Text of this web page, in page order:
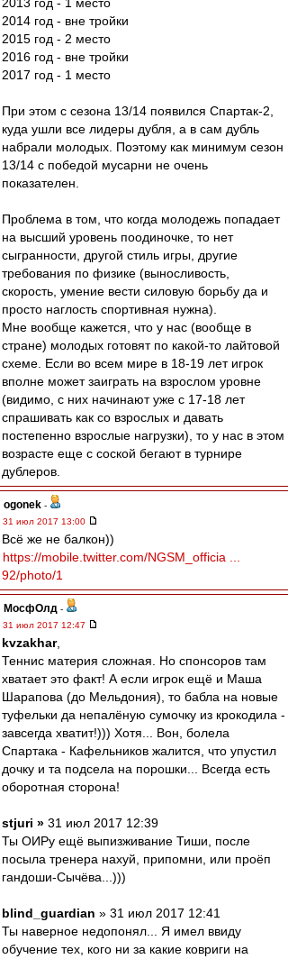
2014 год - вне тройки
2015 год - 2 место
2016 год - вне тройки
2017 год - 1 место
При этом с сезона 13/14 появился Спартак-2,
куда ушли все лидеры дубля, а в сам дубль
набрали молодых. Поэтому как минимум сезон
13/14 с победой мусарни не очень
показателен.
Проблема в том, что когда молодежь попадает
на высший уровень поодиночке, то нет
сыгранности, другой стиль игры, другие
требования по физике (выносливость,
скорость, умение вести силовую борьбу да и
просто наглость спортивная нужна).
Мне вообще кажется, что у нас (вообще в
стране) молодых готовят по какой-то лайтовой
схеме. Если во всем мире в 18-19 лет игрок
вполне может заиграть на взрослом уровне
(видимо, с них начинают уже с 17-18 лет
спрашивать как со взрослых и давать
постепенно взрослые нагрузки), то у нас в этом
возрасте еще с соской бегают в турнире
дублеров.
ogonek -
31 июл 2017 13:00
Всё же не балкон))
https://mobile.twitter.com/NGSM_officia ...
92/photo/1
МосфОлд -
31 июл 2017 12:47
kvzakhar,
Теннис материя сложная. Но спонсоров там
хватает это факт! А если игрок ещё и Маша
Шарапова (до Мельдония), то бабла на новые
туфельки да непалёную сумочку из крокодила -
завсегда хватит!))) Хотя... Вон, болела
Спартака - Кафельников жалится, что упустил
дочку и та подсела на порошки... Всегда есть
оборотная сторона!
stjuri » 31 июл 2017 12:39
Ты ОИРу ещё выпизживание Тиши, после
посыла тренера нахуй, припомни, или проёп
гандоши-Сычёва...)))
blind_guardian » 31 июл 2017 12:41
Ты наверное недопонял... Я имел ввиду
обучение тех, кого ни за какие ковриги на